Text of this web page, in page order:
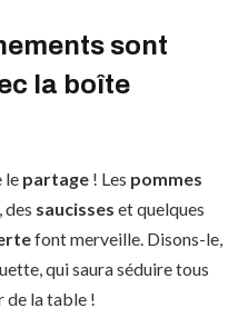
sont
la boîte
le partage ! Les pommes
, des saucisses et quelques
font merveille. Disons-le,
qui saura séduire tous
de la table !